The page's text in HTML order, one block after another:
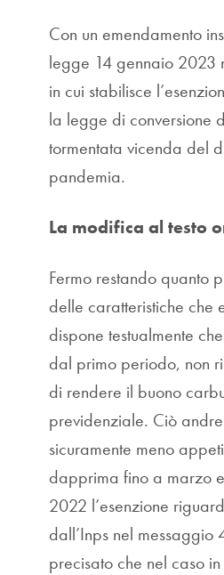
Con un emendamento
legge 14 gennaio 2023
in cui stabilisce
la legge di conversione
tormentata vicenda del
pandemia.
La modifica al testo
Fermo restando quanto
delle caratteristiche che
dispone testualmente
dal primo periodo, non
di rendere il buono
previdenziale. Ciò
sicuramente meno
dapprima fino a marzo
2022 l’esenzione
dall’Inps nel
precisato che nel caso